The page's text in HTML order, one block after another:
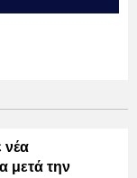
νέα
μετά την